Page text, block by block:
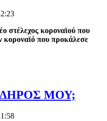
στέλεχος κοροναϊού που
κοροναϊό που προκάλεσε
ΜΟΥ;